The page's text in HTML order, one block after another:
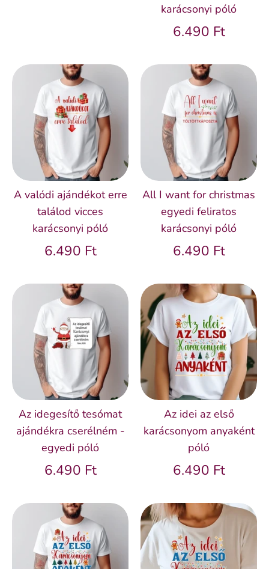
karácsonyi póló
6.490 Ft
A valódi ajándékot erre
találod vicces
karácsonyi póló
6.490 Ft
All I want for christmas
egyedi feliratos
karácsonyi póló
6.490 Ft
Az idegesítő tesómat
ajándékra cserélném -
egyedi póló
6.490 Ft
Az idei az első
karácsonyom anyaként
póló
6.490 Ft